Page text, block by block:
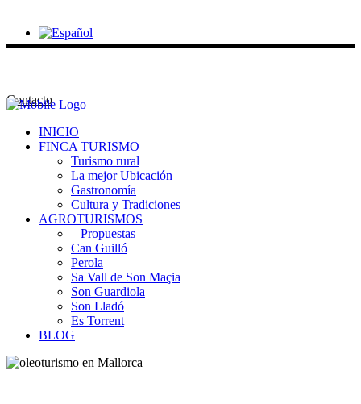
Contacto
INICIO
FINCA TURISMO
Turismo rural
La mejor Ubicación
Gastronomía
Cultura y Tradiciones
AGROTURISMOS
– Propuestas –
Can Guilló
Perola
Sa Vall de Son Maçia
Son Guardiola
Son Lladó
Es Torrent
BLOG